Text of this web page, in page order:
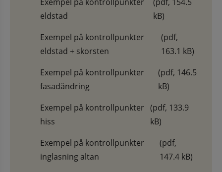
eldstad
kB)
Exempel på kontrollpunkter
eldstad + skorsten
(pdf,
163.1 kB)
Exempel på kontrollpunkter
fasadändring
(pdf, 146.5
kB)
Exempel på kontrollpunkter
hiss
(pdf, 133.9
kB)
Exempel på kontrollpunkter
inglasning altan
(pdf,
147.4 kB)